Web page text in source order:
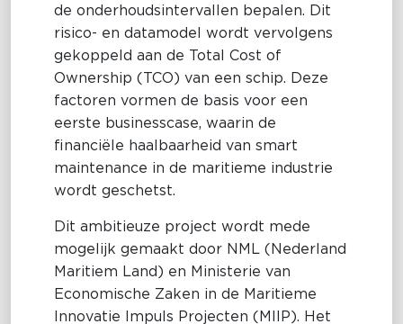
de onderhoudsintervallen bepalen. Dit
risico- en datamodel wordt vervolgens
gekoppeld aan de Total Cost of
Ownership (TCO) van een schip. Deze
factoren vormen de basis voor een
eerste businesscase, waarin de
financiële haalbaarheid van smart
maintenance in de maritieme industrie
wordt geschetst.
Dit ambitieuze project wordt mede
mogelijk gemaakt door NML (Nederland
Maritiem Land) en Ministerie van
Economische Zaken in de Maritieme
Innovatie Impuls Projecten (MIIP). Het